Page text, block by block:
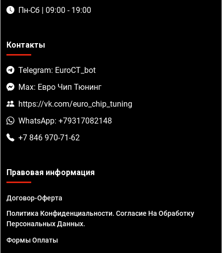
Пн-Сб | 09:00 - 19:00
Контакты
Telegram: EuroCT_bot
Max: Евро Чип Тюнинг
https://vk.com/euro_chip_tuning
WhatsApp: +79317082148
+7 846 970-71-62
Правовая информация
Договор-Оферта
Политика Конфиденциальности. Согласие На Обработку
Персональных Данных.
Формы Оплаты